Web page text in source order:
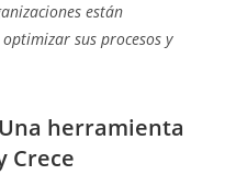
están
sus procesos y
herramienta
Crece